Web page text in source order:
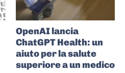
OpenAI lancia
ChatGPT Health: un
aiuto per la salute
superiore a un medico